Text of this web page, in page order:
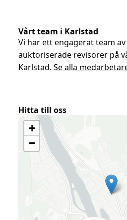
Vårt team i Karlstad
Vi har ett engagerat team
auktoriserade revisorer på
Karlstad. Se alla
Hitta till oss
+
−